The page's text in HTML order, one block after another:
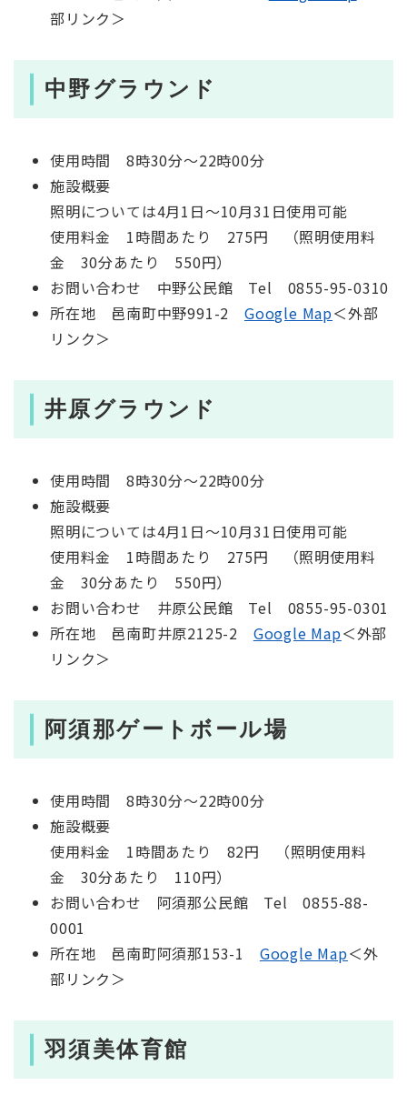
部リンク＞
中野グラウンド
使用時間 8時30分～22時00分
施設概要
照明については4月1日～10月31日使用可能
使用料金 1時間あたり 275円 （照明使用料
金 30分あたり 550円）
お問い合わせ 中野公民館 Tel 0855-95-0310
所在地 邑南町中野991-2Google Map＜外部
リンク＞
井原グラウンド
使用時間 8時30分～22時00分
施設概要
照明については4月1日～10月31日使用可能
使用料金 1時間あたり 275円 （照明使用料
金 30分あたり 550円）
お問い合わせ 井原公民館 Tel 0855-95-0301
所在地 邑南町井原2125-2 Google Map＜外部
リンク＞
阿須那ゲートボール場
使用時間 8時30分～22時00分
施設概要
使用料金 1時間あたり 82円 （照明使用料
金 30分あたり 110円）
お問い合わせ 阿須那公民館 Tel 0855-88-
0001
所在地 邑南町阿須那153-1 Google Map＜外
部リンク＞
羽須美体育館